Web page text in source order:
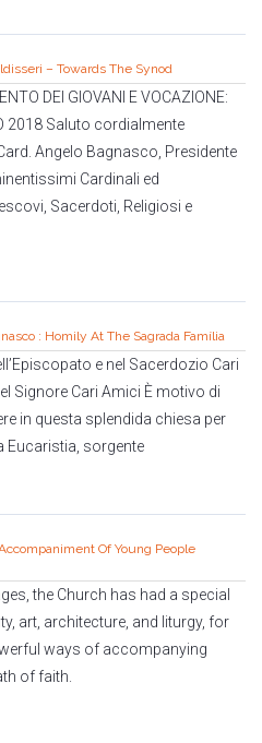
– Towards The Synod
DEI GIOVANI E VOCAZIONE:
2018 Saluto cordialmente
Angelo Bagnasco, Presidente
Cardinali ed
Sacerdoti, Religiosi e
: Homily At The Sagrada Família
e nel Sacerdozio Cari
Signore Cari Amici È motivo di
in questa splendida chiesa per
Eucaristia, sorgente
Of Young People
the Church has had a special
art, architecture, and liturgy, for
ways of accompanying
of faith.